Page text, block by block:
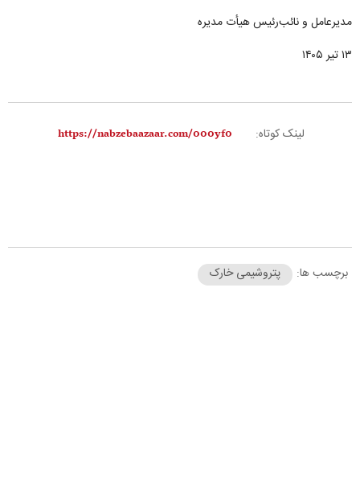
مدیرعامل و نائب‌رئیس هیأت مدیره
۱۳ تیر ۱۴۰۵
لینک کوتاه:
برچسب ها: پتروشیمی خارک